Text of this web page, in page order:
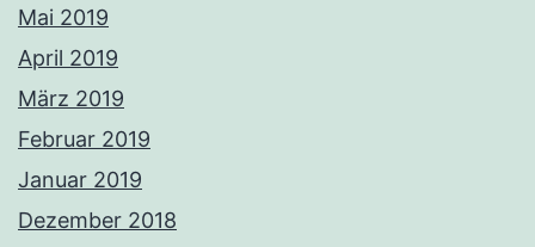
Mai 2019
April 2019
März 2019
Februar 2019
Januar 2019
Dezember 2018